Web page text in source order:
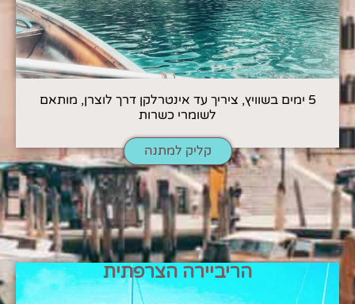
5 ימים בשוויץ, ציריך עד אינטרלקן דרך לוצרן, מותאם
לשומרי כשרות
קליק למתנה
הריביירה הצרפתית